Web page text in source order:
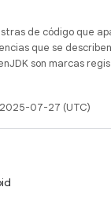
de código que
que se
son marcas
07-27 (UTC)